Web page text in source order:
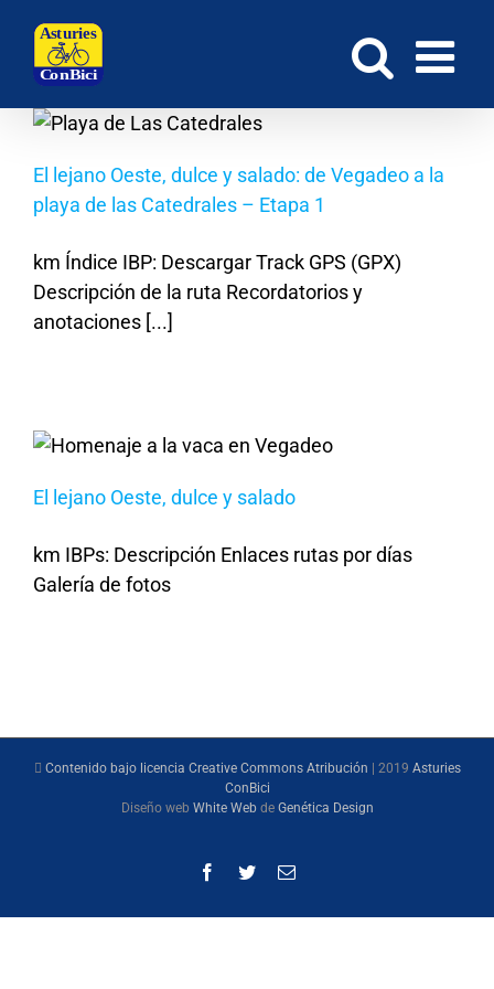
contenido
El lejano Oeste, dulce y salado: de Vegadeo a la
playa de las Catedrales – Etapa 1
km Índice IBP: Descargar Track GPS (GPX)
Descripción de la ruta Recordatorios y
anotaciones [...]
El lejano Oeste, dulce y salado
km IBPs: Descripción Enlaces rutas por días
Galería de fotos
Contenido bajo licencia Creative Commons Atribución | 2019 Asturies
ConBici
Diseño web White Webde Genética Design
Facebook
TwitterCorreo